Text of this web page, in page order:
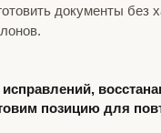
документы без
позицию для